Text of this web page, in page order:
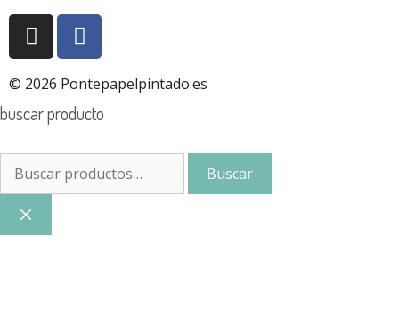
© 2026 Pontepapelpintado.es
buscar producto
Buscar